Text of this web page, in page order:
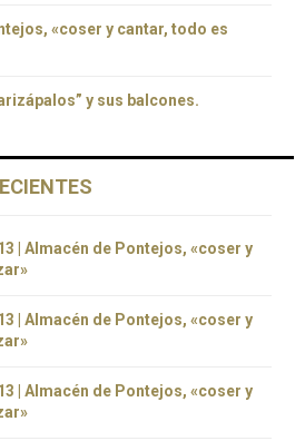
«coser y cantar, todo es
y sus balcones.
| Almacén de Pontejos, «coser y
| Almacén de Pontejos, «coser y
| Almacén de Pontejos, «coser y